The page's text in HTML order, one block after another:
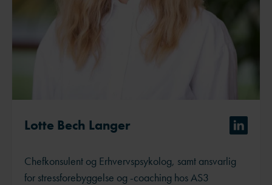
Lotte Bech Langer
Chefkonsulent og Erhvervspsykolog, samt ansvarlig
for stressforebyggelse og -coaching hos AS3